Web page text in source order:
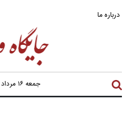
درباره ما
جمعه ۱۶ مرداد ۱۴۰۵